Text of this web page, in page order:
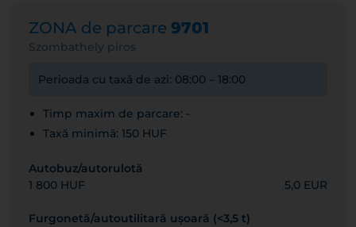
ZONA de parcare 9701
Szombathely piros
Perioada cu taxă de azi: 08:00 – 18:00
Timp maxim de parcare: -
Taxă minimă: 150 HUF
Autobuz/autorulotă
1 800 HUF
5,0 EUR
Furgonetă/autoutilitară ușoară (<3,5 t)